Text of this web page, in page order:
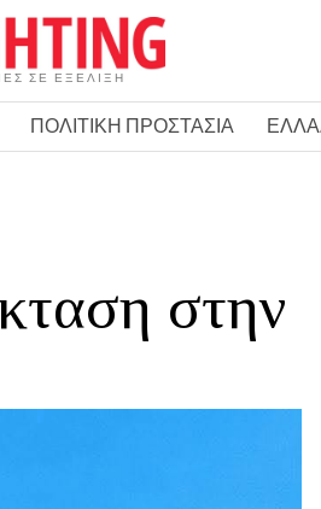
ΣΕ ΕΞΕΛΙΞΗ
ΠΟΛΙΤΙΚΗ ΠΡΟΣΤΑΣΙΑ
στην